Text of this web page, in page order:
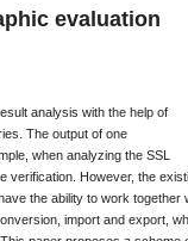
evaluation
analysis with the help of
The output of one
when analyzing the SSL
verification. However, the
the ability to work together
import and export,